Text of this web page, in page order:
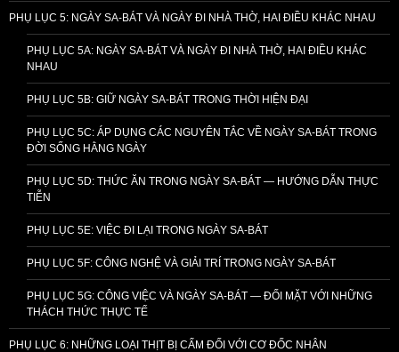
PHỤ LỤC 5: NGÀY SA-BÁT VÀ NGÀY ĐI NHÀ THỜ, HAI ĐIỀU KHÁC NHAU
PHỤ LỤC 5A: NGÀY SA-BÁT VÀ NGÀY ĐI NHÀ THỜ, HAI ĐIỀU KHÁC
NHAU
PHỤ LỤC 5B: GIỮ NGÀY SA-BÁT TRONG THỜI HIỆN ĐẠI
PHỤ LỤC 5C: ÁP DỤNG CÁC NGUYÊN TẮC VỀ NGÀY SA-BÁT TRONG
ĐỜI SỐNG HẰNG NGÀY
PHỤ LỤC 5D: THỨC ĂN TRONG NGÀY SA-BÁT — HƯỚNG DẪN THỰC
TIỄN
PHỤ LỤC 5E: VIỆC ĐI LẠI TRONG NGÀY SA-BÁT
PHỤ LỤC 5F: CÔNG NGHỆ VÀ GIẢI TRÍ TRONG NGÀY SA-BÁT
PHỤ LỤC 5G: CÔNG VIỆC VÀ NGÀY SA-BÁT — ĐỐI MẶT VỚI NHỮNG
THÁCH THỨC THỰC TẾ
PHỤ LỤC 6: NHỮNG LOẠI THỊT BỊ CẤM ĐỐI VỚI CƠ ĐỐC NHÂN